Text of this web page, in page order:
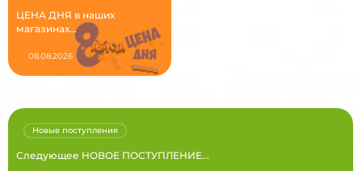
ЦЕНА ДНЯ в наших
магазинах...
08.08.2026
Следующее НОВОЕ ПОСТУПЛЕНИЕ...
Новые поступления